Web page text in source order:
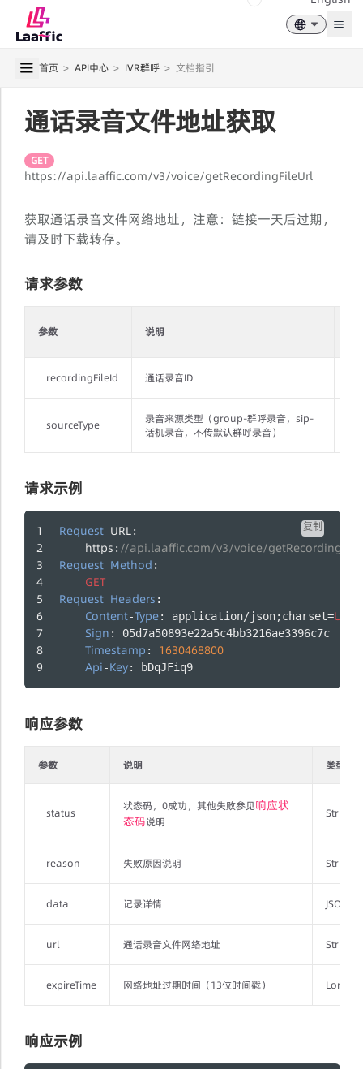
首页 > API中心 > IVR群呼 > 文档指引
通话录音文件地址获取
GET
https://api.laaffic.com/v3/voice/getRecordingFileUrl
获取通话录音文件网络地址，注意：链接一天后过期，
请及时下载转存。
请求参数
参数 说明
recordingFileId 通话录音ID
sourceType
录音来源类型（group-群呼录音，sip-
话机录音，不传默认群呼录音）
请求示例
复制
Request URL:
https : //api.laaffic.com/v3/voice/
Request Method :
GET
Request Headers :
Content-Type: application/json;charset=UTF
Sign : 05d7a50893e22a5c4bb3216ae3396c7c
Timestamp : 1630468800
Api-Key: bDqJFiq9
响应参数
参数 说明 类型
status
状态码，0成功，其他失败参见响应状
态码说明
String
reason 失败原因说明 String
data 记录详情
url 通话录音文件网络地址 String
expireTime 网络地址过期时间（13位时间戳） Long
响应示例